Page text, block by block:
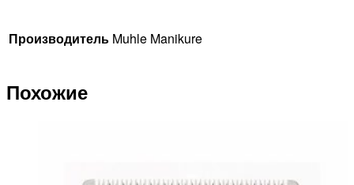
Производитель Muhle Manikure
Похожие